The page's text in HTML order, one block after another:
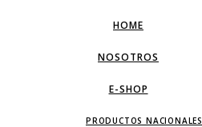
HOME
NOSOTROS
E-SHOP
PRODUCTOS NACIONALES